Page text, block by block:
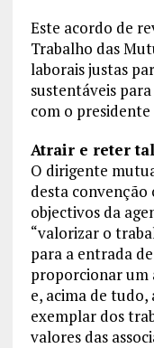
Este acordo de
Trabalho das
laborais justas
sustentáveis
com o
Atrair e reter
O dirigente
desta
objectivos da
“valorizar o
para a entrada
proporcionar um
e, acima de
exemplar dos
valores das